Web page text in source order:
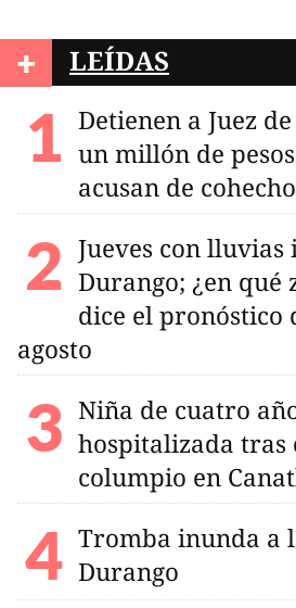
+ LEÍDAS
Detienen a Juez
un millón de
acusan de cohecho
Jueves con lluvias
Durango; ¿en qué
dice el pronóstico
agosto
Niña de cuatro
hospitalizada tras
columpio en
Tromba inunda a
Durango